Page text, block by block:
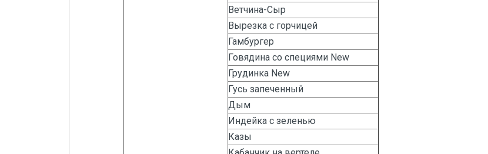
Ветчина-Сыр
Вырезка с горчицей
Гамбургер
Говядина со специями New
Грудинка New
Гусь запеченный
Дым
Индейка с зеленью
Казы